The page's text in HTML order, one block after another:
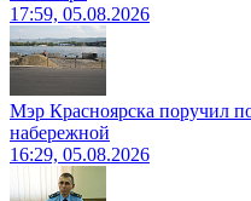
17:59, 05.08.2026
Мэр Красноярска поручил
набережной
16:29, 05.08.2026